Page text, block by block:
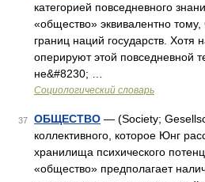
категорией повседневного
«общество» эквивалентно тому,
границ наций государств. Хотя
оперируют этой повседневной
не&#8230; …
Социологический словарь
37 ОБЩЕСТВО — (Society;
коллективного, которое Юнг
хранилища психического
«общество» предполагает